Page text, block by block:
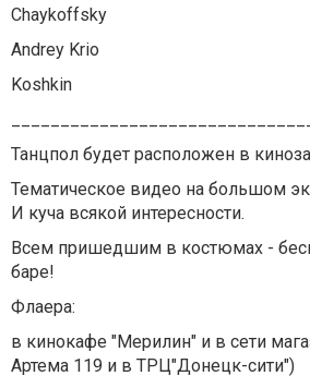
Chaykoffsky
Andrey Krio
Koshkin
Танцпол будет расположен в
Тематическое видео на большом
И куча всякой интересности.
Всем пришедшим в костюмах -
баре!
Флаера:
в кинокафе "Мерилин" и в сети
Артема 119 и в ТРЦ"Донецк-сити")